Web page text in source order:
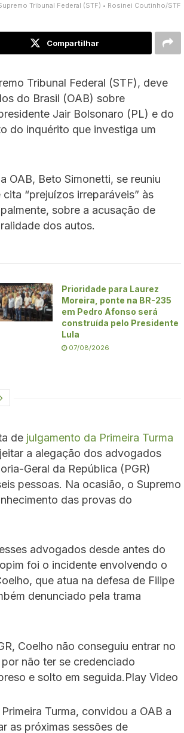
Tribunal Federal (STF) • Rosinei Coutinho/STF
Compartilhar
Tribunal Federal (STF), deve
do Brasil (OAB) sobre
Jair Bolsonaro (PL) e do
do inquérito que investiga um
OAB, Beto Simonetti, se reuniu
“prejuízos irreparáveis” às
sobre a acusação de
dos autos.
Prioridade para Laurez
Moreira, ponte na BR-235
em Pedro Afonso será
construída pelo Presidente
Lula
07/08/2026
de julgamento da Primeira Turma
a alegação dos advogados
Geral da República (PGR)
pessoas. Na ocasião, o Supremo
das provas do
advogados desde antes do
foi o incidente envolvendo o
que atua na defesa de Filipe
denunciado pela trama
Coelho não conseguiu entrar no
não ter se credenciado
e solto em seguida.Play Video
Turma, convidou a OAB a
as próximas sessões de